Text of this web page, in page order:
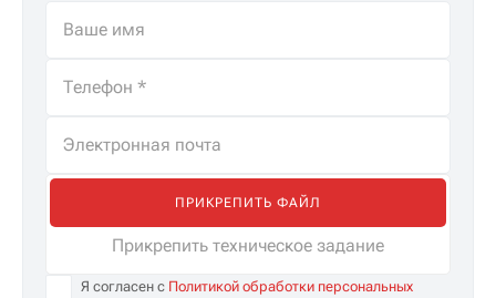
ПРИКРЕПИТЬ ФАЙЛ
Прикрепить техническое задание
Я согласен с Политикой обработки персональных